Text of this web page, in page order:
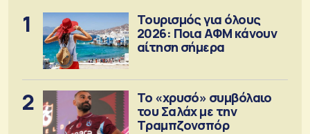
1
Τουρισμός για όλους
2026: Ποια ΑΦΜ κάνουν
αίτηση σήμερα
2
Το «χρυσό» συμβόλαιο
του Σαλάχ με την
Τραμπζονσπόρ